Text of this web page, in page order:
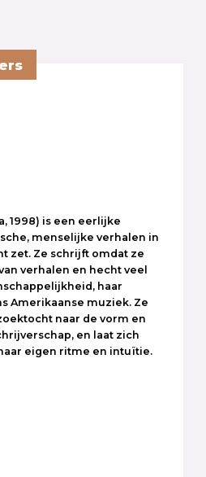
1998) is een eerlijke
menselijke verhalen in
zet. Ze schrijft omdat ze
verhalen en hecht veel
haar
Amerikaanse muziek. Ze
naar de vorm en
en laat zich
eigen ritme en intuïtie.